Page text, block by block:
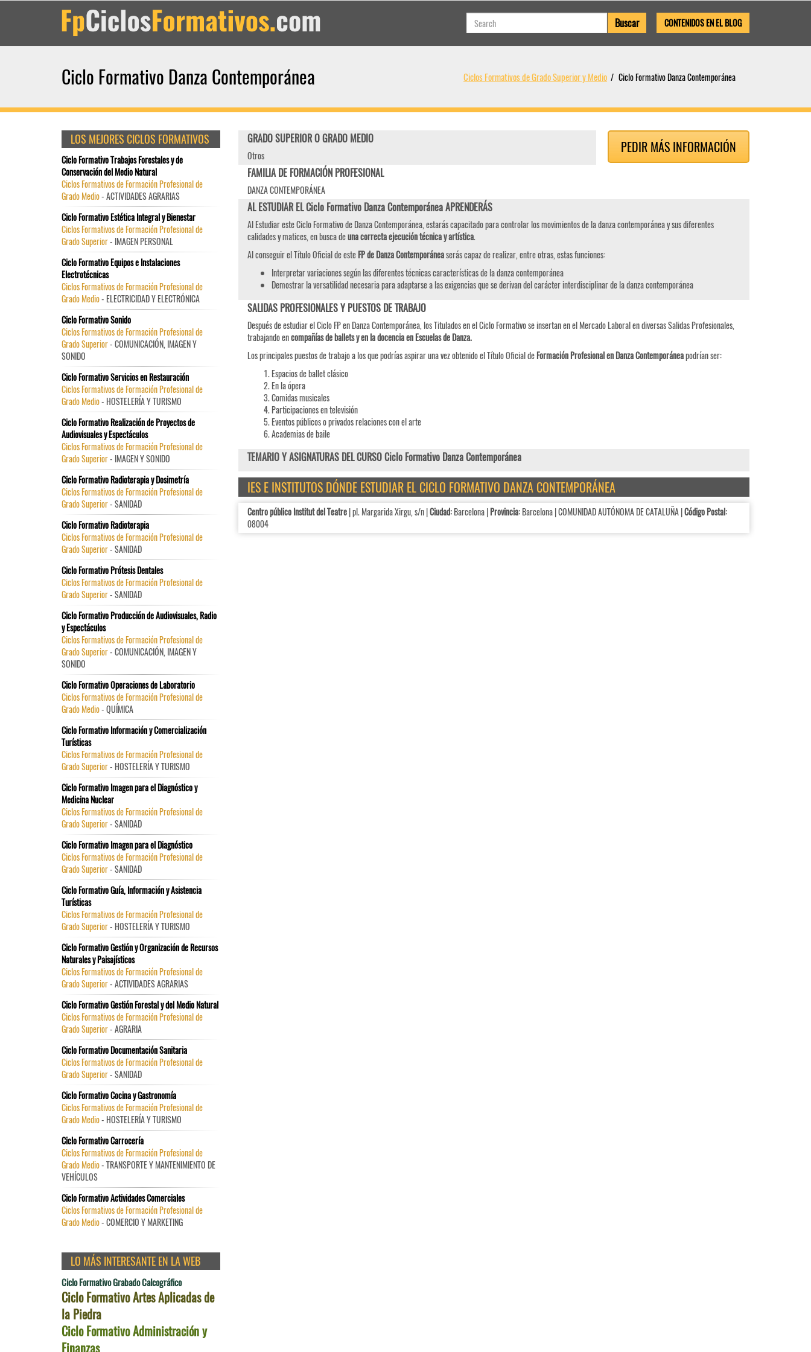
CONTENIDOS EN EL BLOG
Ciclo Formativo Danza Contemporánea Ciclos Formativos de Grado Superior y Medio Ciclo Formativo Danza Contemporánea
PEDIR MÁS INFORMACIÓN
GRADO SUPERIOR O GRADO MEDIO
Otros
FAMILIA DE FORMACIÓN PROFESIONAL
DANZA CONTEMPORÁNEA
AL ESTUDIAR EL Ciclo Formativo Danza Contemporánea APRENDERÁS
Al Estudiar este Ciclo Formativo de Danza Contemporánea, estarás capacitado para controlar los movimientos de la danza contemporánea y sus diferentes
calidades y matices, en busca deuna correcta ejecución técnica y artística.
Al conseguir el Título Oficial de esteFP de Danza Contemporáneaserás capaz de realizar, entre otras, estas funciones:
Interpretar variaciones según las diferentes técnicas características de la danza contemporánea
Demostrar la versatilidad necesaria para adaptarse a las exigencias que se derivan del carácter interdisciplinar de la danza contemporánea
SALIDAS PROFESIONALES Y PUESTOS DE TRABAJO
Después de estudiar el Ciclo FP en Danza Contemporánea, los Titulados en el Ciclo Formativo se insertan en el Mercado Laboral en diversas Salidas Profesionales,
trabajando encompañías de ballets y en la docencia en Escuelas de Danza.
Los principales puestos de trabajo a los que podrías aspirar una vez obtenido el Título Oficial deFormación Profesional en Danza Contemporáneapodrían ser:
Espacios de ballet clásico
En la ópera
Comidas musicales
Participaciones en televisión
Eventos públicos o privados relaciones con el arte
Academias de baile
TEMARIO Y ASIGNATURAS DEL CURSO Ciclo Formativo Danza Contemporánea
IES E INSTITUTOS DÓNDE ESTUDIAR EL CICLO FORMATIVO DANZA CONTEMPORÁNEA
Centro público Institut del Teatre| pl. Margarida Xirgu, s/n |Ciudad:Barcelona |Provincia:Barcelona | COMUNIDAD AUTÓNOMA DE CATALUÑA |Código Postal:
08004
LOS MEJORES CICLOS FORMATIVOS
Ciclo Formativo Trabajos Forestales y de
Conservación del Medio Natural
Ciclos Formativos de Formación Profesional de
Grado Medio- ACTIVIDADES AGRARIAS
Ciclo Formativo Estética Integral y Bienestar
Ciclos Formativos de Formación Profesional de
Grado Superior- IMAGEN PERSONAL
Ciclo Formativo Equipos e Instalaciones
Electrotécnicas
Ciclos Formativos de Formación Profesional de
Grado Medio- ELECTRICIDAD Y ELECTRÓNICA
Ciclo Formativo Sonido
Ciclos Formativos de Formación Profesional de
Grado Superior- COMUNICACIÓN, IMAGEN Y
SONIDO
Ciclo Formativo Servicios en Restauración
Ciclos Formativos de Formación Profesional de
Grado Medio- HOSTELERÍA Y TURISMO
Ciclo Formativo Realización de Proyectos de
Audiovisuales y Espectáculos
Ciclos Formativos de Formación Profesional de
Grado Superior- IMAGEN Y SONIDO
Ciclo Formativo Radioterapia y Dosimetría
Ciclos Formativos de Formación Profesional de
Grado Superior- SANIDAD
Ciclo Formativo Radioterapia
Ciclos Formativos de Formación Profesional de
Grado Superior- SANIDAD
Ciclo Formativo Prótesis Dentales
Ciclos Formativos de Formación Profesional de
Grado Superior- SANIDAD
Ciclo Formativo Producción de Audiovisuales, Radio
y Espectáculos
Ciclos Formativos de Formación Profesional de
Grado Superior- COMUNICACIÓN, IMAGEN Y
SONIDO
Ciclo Formativo Operaciones de Laboratorio
Ciclos Formativos de Formación Profesional de
Grado Medio- QUÍMICA
Ciclo Formativo Información y Comercialización
Turísticas
Ciclos Formativos de Formación Profesional de
Grado Superior- HOSTELERÍA Y TURISMO
Ciclo Formativo Imagen para el Diagnóstico y
Medicina Nuclear
Ciclos Formativos de Formación Profesional de
Grado Superior- SANIDAD
Ciclo Formativo Imagen para el Diagnóstico
Ciclos Formativos de Formación Profesional de
Grado Superior- SANIDAD
Ciclo Formativo Guía, Información y Asistencia
Turísticas
Ciclos Formativos de Formación Profesional de
Grado Superior- HOSTELERÍA Y TURISMO
Ciclo Formativo Gestión y Organización de Recursos
Naturales y Paisajísticos
Ciclos Formativos de Formación Profesional de
Grado Superior- ACTIVIDADES AGRARIAS
Ciclo Formativo Gestión Forestal y del Medio Natural
Ciclos Formativos de Formación Profesional de
Grado Superior- AGRARIA
Ciclo Formativo Documentación Sanitaria
Ciclos Formativos de Formación Profesional de
Grado Superior- SANIDAD
Ciclo Formativo Cocina y Gastronomía
Ciclos Formativos de Formación Profesional de
Grado Medio- HOSTELERÍA Y TURISMO
Ciclo Formativo Carrocería
Ciclos Formativos de Formación Profesional de
Grado Medio- TRANSPORTE Y MANTENIMIENTO DE
VEHÍCULOS
Ciclo Formativo Actividades Comerciales
Ciclos Formativos de Formación Profesional de
Grado Medio- COMERCIO Y MARKETING
LO MÁS INTERESANTE EN LA WEB
Ciclo Formativo Grabado Calcográfico
Ciclo Formativo Artes Aplicadas de
la Piedra
Ciclo Formativo Administración y
Finanzas